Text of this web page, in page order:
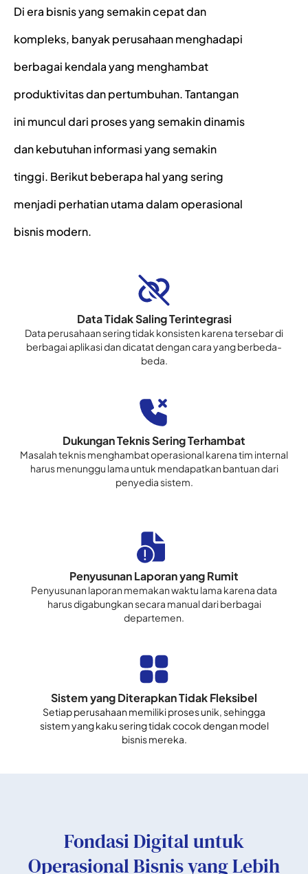
Di era bisnis yang semakin cepat dan
kompleks, banyak perusahaan menghadapi
berbagai kendala yang menghambat
produktivitas dan pertumbuhan. Tantangan
ini muncul dari proses yang semakin dinamis
dan kebutuhan informasi yang semakin
tinggi. Berikut beberapa hal yang sering
menjadi perhatian utama dalam operasional
bisnis modern.
Data Tidak Saling Terintegrasi
Data perusahaan sering tidak konsisten karena tersebar di
berbagai aplikasi dan dicatat dengan cara yang berbeda-
beda.
Dukungan Teknis Sering Terhambat
Masalah teknis menghambat operasional karena tim internal
harus menunggu lama untuk mendapatkan bantuan dari
penyedia sistem.
Penyusunan Laporan yang Rumit
Penyusunan laporan memakan waktu lama karena data
harus digabungkan secara manual dari berbagai
departemen.
Sistem yang Diterapkan Tidak Fleksibel
Setiap perusahaan memiliki proses unik, sehingga
sistem yang kaku sering tidak cocok dengan model
bisnis mereka.
Fondasi Digital untuk
Operasional Bisnis yang Lebih